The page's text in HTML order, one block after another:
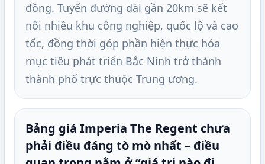
đồng. Tuyến đường dài gần 20km sẽ kết
nối nhiều khu công nghiệp, quốc lộ và cao
tốc, đồng thời góp phần hiện thực hóa
mục tiêu phát triển Bắc Ninh trở thành
thành phố trực thuộc Trung ương.
Bảng giá Imperia The Regent chưa
phải điều đáng tò mò nhất – điều